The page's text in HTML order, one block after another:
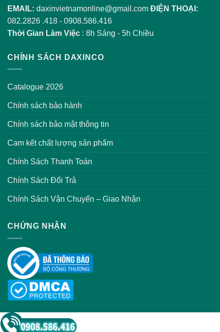
EMAIL: daxinvietnamonline@gmail.com ĐIỆN THOẠI:
082.2826 .418 - 0908.586.416
Thời Gian Làm Việc : 8h Sáng - 5h Chiều
CHÍNH SÁCH DAXINCO
Catalogue 2026
Chính sách bảo hành
Chính sách bảo mật thông tin
Cam kết chất lượng sản phẩm
Chính Sách Thanh Toán
Chính Sách Đổi Trả
Chính Sách Vận Chuyển – Giao Nhận
CHỨNG NHẬN